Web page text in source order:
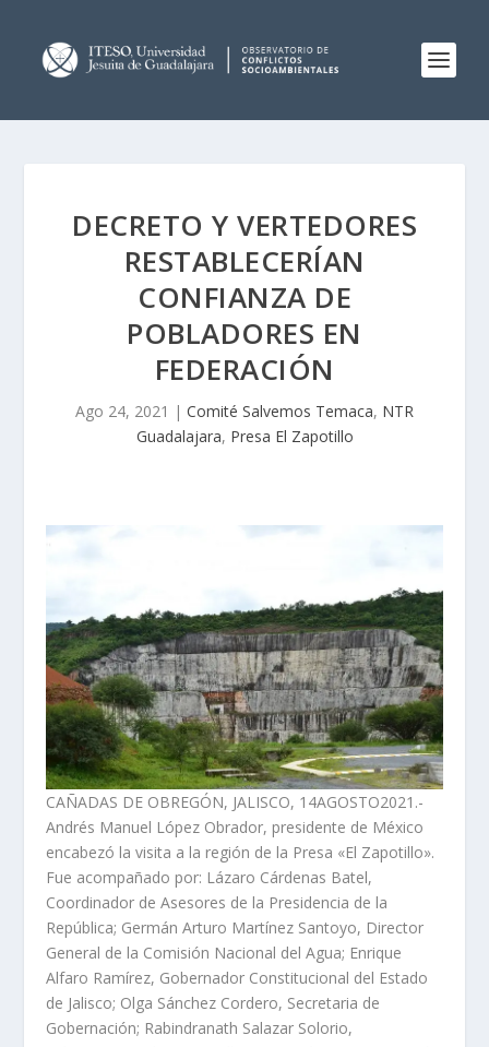
DECRETO Y VERTEDORES
RESTABLECERÍAN
CONFIANZA DE
POBLADORES EN
FEDERACIÓN
Ago 24, 2021 | Comité Salvemos Temaca, NTR
Guadalajara, Presa El Zapotillo
CAÑADAS DE OBREGÓN, JALISCO, 14AGOSTO2021.-
Andrés Manuel López Obrador, presidente de México
encabezó la visita a la región de la Presa «El Zapotillo».
Fue acompañado por: Lázaro Cárdenas Batel,
Coordinador de Asesores de la Presidencia de la
República; Germán Arturo Martínez Santoyo, Director
General de la Comisión Nacional del Agua; Enrique
Alfaro Ramírez, Gobernador Constitucional del Estado
de Jalisco; Olga Sánchez Cordero, Secretaria de
Gobernación; Rabindranath Salazar Solorio,